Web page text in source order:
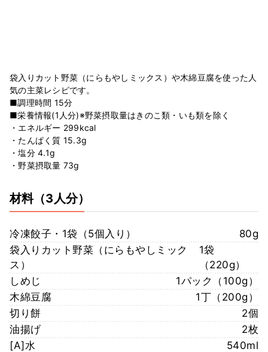
袋入りカット野菜（にらもやしミックス）や木綿豆腐を使った人
気の主菜レシピです。
■調理時間 15分
■栄養情報(1人分)※野菜摂取量はきのこ類・いも類を除く
・エネルギー 299kcal
・たんぱく質 15.3g
・塩分 4.1g
・野菜摂取量 73g
材料（3人分）
冷凍餃子・1袋（5個入り）
80g
袋入りカット野菜（にらもやしミック
ス）
1袋
（220g）
しめじ
1パック（100g）
木綿豆腐
1丁（200g）
切り餅
2個
油揚げ
2枚
[A]水
540ml